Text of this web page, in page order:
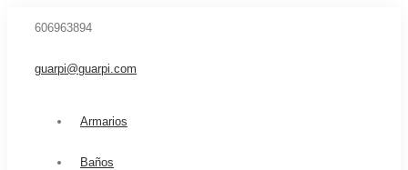
606963894
guarpi@guarpi.com
Armarios
Baños